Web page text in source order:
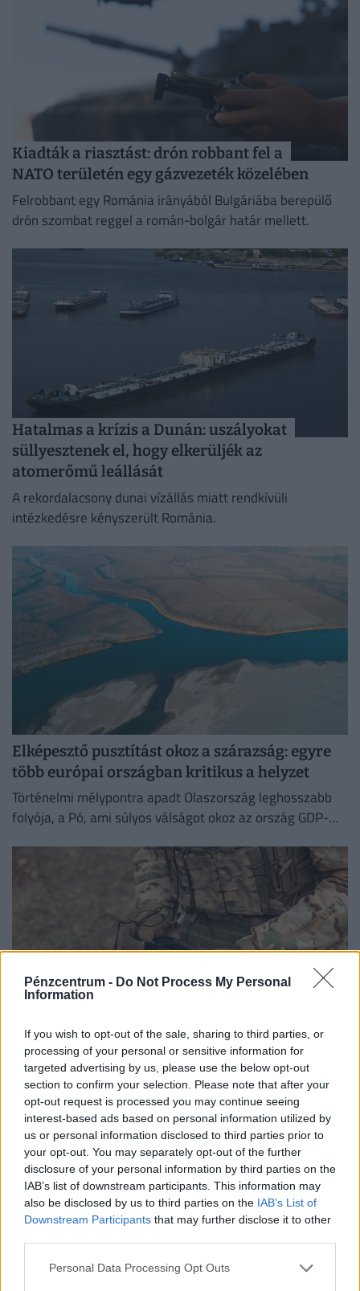
Pénzcentrum - Do Not Process My Personal
Information
If you wish to opt-out of the sale, sharing to third parties, or
processing of your personal or sensitive information for
targeted advertising by us, please use the below opt-out
section to confirm your selection. Please note that after your
opt-out request is processed you may continue seeing
interest-based ads based on personal information utilized by
us or personal information disclosed to third parties prior to
your opt-out. You may separately opt-out of the further
disclosure of your personal information by third parties on the
IAB’s list of downstream participants. This information may
also be disclosed by us to third parties on the IAB’s List of
Downstream Participants that may further disclose it to other
Personal Data Processing Opt Outs
Kiadták a riasztást: drón robbant fel a
NATO területén egy gázvezeték közelében
Felrobbant egy Románia irányából Bulgáriába berepülő
drón szombat reggel a román-bolgár határ mellett.
Hatalmas a krízis a Dunán: uszályokat
süllyesztenek el, hogy elkerüljék az
atomerőmű leállását
A rekordalacsony dunai vízállás miatt rendkívüli
intézkedésre kényszerült Románia.
Elképesztő pusztítást okoz a szárazság: egyre
több európai országban kritikus a helyzet
Történelmi mélypontra apadt Olaszország leghosszabb
folyója, a Pó, ami súlyos válságot okoz az ország GDP-
Gázvezeték közelében robbant fel a katonai
drón: Ukrajna megszólalt az ügyben
Egy, az ukrán hadsereg által széles körben használt
típusú drón robbant fel a bolgár–román határ közelében.